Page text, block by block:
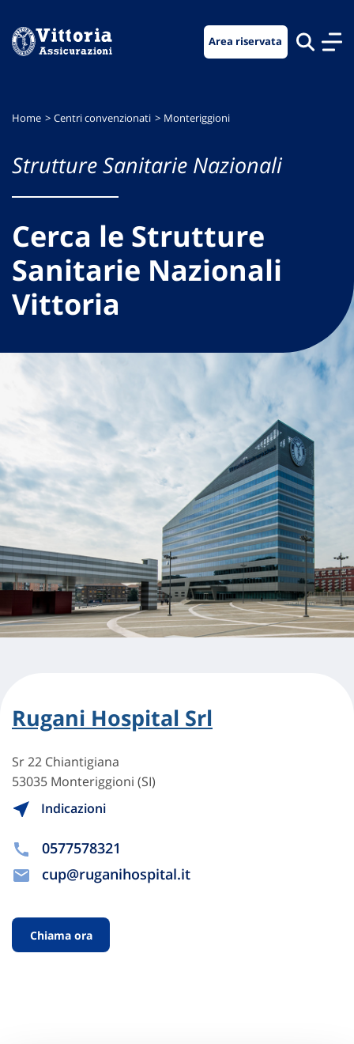
menu
contenuto
footer
Area riservata
Home Centri convenzionati Monteriggioni
Strutture Sanitarie Nazionali
Cerca le Strutture
Sanitarie Nazionali
Vittoria
Rugani Hospital Srl
Sr 22 Chiantigiana
53035 Monteriggioni (SI)
Indicazioni
0577578321
cup@ruganihospital.it
Chiama ora